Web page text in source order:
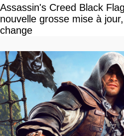
Assassin's Creed Black
nouvelle grosse mise à
change